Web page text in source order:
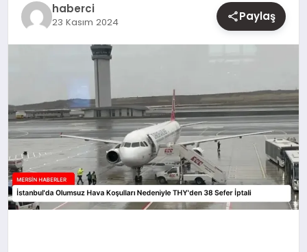
haberci
23 Kasım 2024 Paylaş